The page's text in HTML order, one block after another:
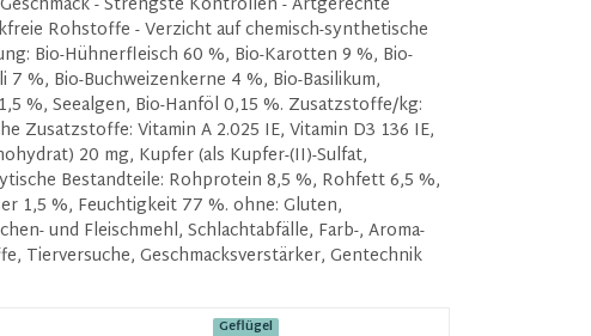
Rohstoffe - Verzicht auf chemisch-synthetische
Bio-Hühnerfleisch 60 %, Bio-Karotten 9 %, Bio-
7 %, Bio-Buchweizenkerne 4 %, Bio-Basilikum,
%, Seealgen, Bio-Hanföl 0,15 %. Zusatzstoffe/kg:
Zusatzstoffe: Vitamin A 2.025 IE, Vitamin D3 136 IE,
20 mg, Kupfer (als Kupfer-(II)-Sulfat,
Bestandteile: Rohprotein 8,5 %, Rohfett 6,5 %,
1,5 %, Feuchtigkeit 77 %. ohne: Gluten,
und Fleischmehl, Schlachtabfälle, Farb-, Aroma-
Tierversuche, Geschmacksverstärker, Gentechnik
Geflügel